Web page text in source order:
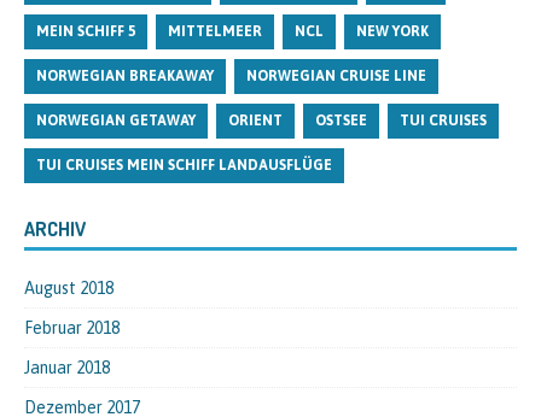
MEIN SCHIFF 5 MITTELMEER NCL NEW YORK
NORWEGIAN BREAKAWAY NORWEGIAN CRUISE LINE
NORWEGIAN GETAWAY ORIENT OSTSEE TUI CRUISES
TUI CRUISES MEIN SCHIFF LANDAUSFLÜGE
ARCHIV
August 2018
Februar 2018
Januar 2018
Dezember 2017